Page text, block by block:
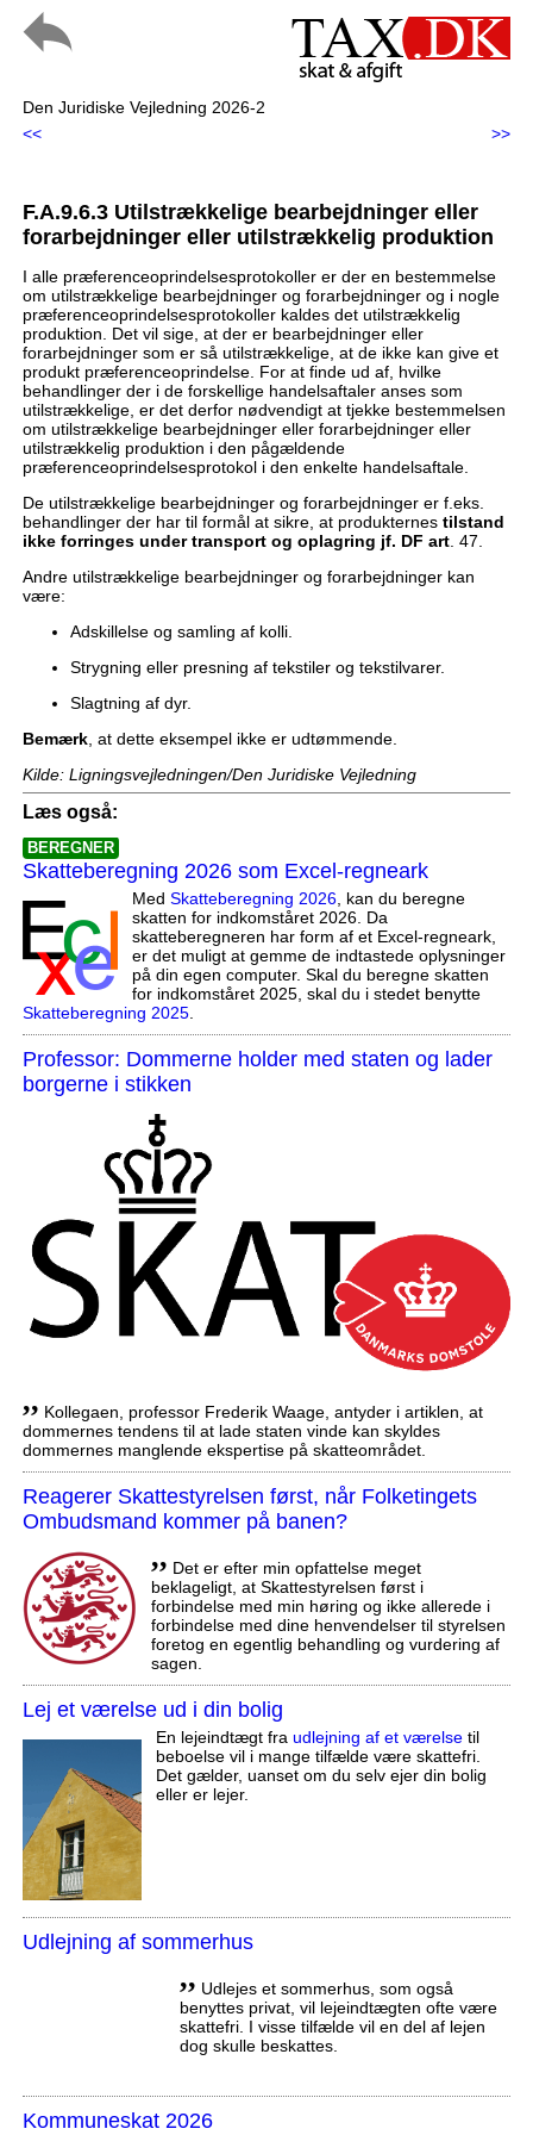
Den Juridiske Vejledning 2026-2
<<
>>
F.A.9.6.3 Utilstrækkelige bearbejdninger eller
forarbejdninger eller utilstrækkelig produktion
I alle præferenceoprindelsesprotokoller er der en bestemmelse
om utilstrækkelige bearbejdninger og forarbejdninger og i nogle
præferenceoprindelsesprotokoller kaldes det utilstrækkelig
produktion. Det vil sige, at der er bearbejdninger eller
forarbejdninger som er så utilstrækkelige, at de ikke kan give et
produkt præferenceoprindelse. For at finde ud af, hvilke
behandlinger der i de forskellige handelsaftaler anses som
utilstrækkelige, er det derfor nødvendigt at tjekke bestemmelsen
om utilstrækkelige bearbejdninger eller forarbejdninger eller
utilstrækkelig produktion i den pågældende
præferenceoprindelsesprotokol i den enkelte handelsaftale.
De utilstrækkelige bearbejdninger og forarbejdninger er f.eks.
behandlinger der har til formål at sikre, at produkternestilstand
ikke forringes under transport og oplagring jf. DF art. 47.
Andre utilstrækkelige bearbejdninger og forarbejdninger kan
være:
Adskillelse og samling af kolli.
Strygning eller presning af tekstiler og tekstilvarer.
Slagtning af dyr.
Bemærk, at dette eksempel ikke er udtømmende.
Kilde: Ligningsvejledningen/Den Juridiske Vejledning
Læs også:
BEREGNER
Skatteberegning 2026 som Excel-regneark
Med Skatteberegning 2026, kan du beregne
skatten for indkomståret 2026. Da
skatteberegneren har form af et Excel-regneark,
er det muligt at gemme de indtastede oplysninger
på din egen computer. Skal du beregne skatten
for indkomståret 2025, skal du i stedet benytte
Skatteberegning 2025.
Professor: Dommerne holder med staten og lader
borgerne i stikken
,, Kollegaen, professor Frederik Waage, antyder i artiklen, at
dommernes tendens til at lade staten vinde kan skyldes
dommernes manglende ekspertise på skatteområdet.
Reagerer Skattestyrelsen først, når Folketingets
Ombudsmand kommer på banen?
,, Det er efter min opfattelse meget
beklageligt, at Skattestyrelsen først i
forbindelse med min høring og ikke allerede i
forbindelse med dine henvendelser til styrelsen
foretog en egentlig behandling og vurdering af
sagen.
Lej et værelse ud i din bolig
En lejeindtægt fra udlejning af et værelsetil
beboelse vil i mange tilfælde være skattefri.
Det gælder, uanset om du selv ejer din bolig
eller er lejer.
Udlejning af sommerhus
,, Udlejes et sommerhus, som også
benyttes privat, vil lejeindtægten ofte være
skattefri. I visse tilfælde vil en del af lejen
dog skulle beskattes.
Kommuneskat 2026